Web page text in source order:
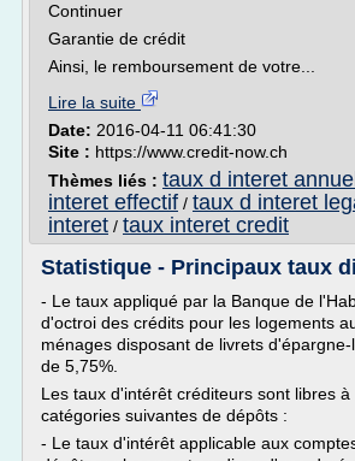
Continuer
Garantie de crédit
Ainsi, le remboursement de votre...
Lire la suite
Date: 2016-04-11 06:41:30
Site : https://www.credit-now.ch
Thèmes liés : taux d interet annuel
interet effectif / taux d interet
interet / taux interet credit
Statistique - Principaux taux
- Le taux appliqué par la Banque de
d'octroi des crédits pour les logements
ménages disposant de livrets
de 5,75%.
Les taux d'intérêt créditeurs sont libres
catégories suivantes de dépôts :
- Le taux d'intérêt applicable aux